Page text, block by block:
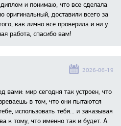
и понимаю, что все сделала
оригинальный, доставили всего за
как лично все проверила и ни у
работа, спасибо вам!
2026-06-19
вами: мир сегодня так устроен, что
в том, что они пытаются
использовать тебя... и заказывая
к тому, что именно так и будет. А